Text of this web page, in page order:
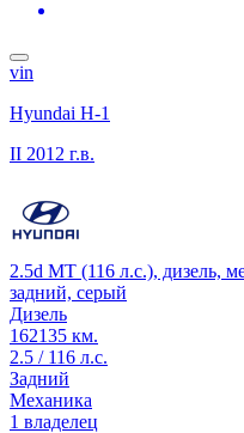
vin
Hyundai H-1
II 2012 г.в.
2.5d MT (116 л.с.), дизель,
задний, серый
Дизель
162135 км.
2.5 / 116 л.с.
Задний
Механика
1 владелец